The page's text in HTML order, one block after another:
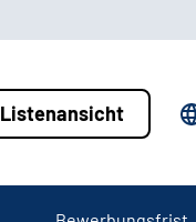
Listenansicht